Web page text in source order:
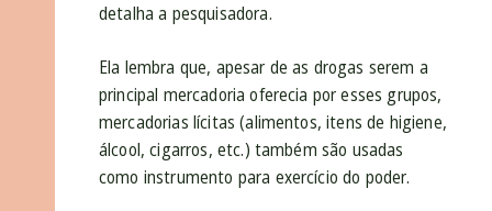
detalha a pesquisadora.
Ela lembra que, apesar de as drogas serem a
principal mercadoria oferecia por esses grupos,
mercadorias lícitas (alimentos, itens de higiene,
álcool, cigarros, etc.) também são usadas
como instrumento para exercício do poder.